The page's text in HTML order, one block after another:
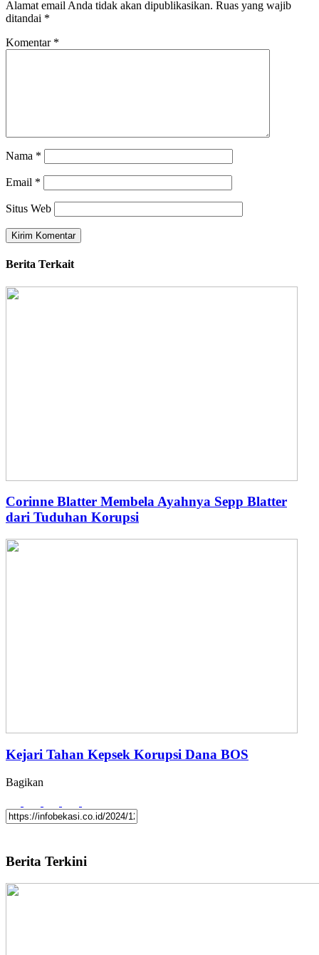
Alamat email Anda tidak akan dipublikasikan. Ruas yang wajib
ditandai *
Komentar *
Nama *
Email *
Situs Web
Berita Terkait
Corinne Blatter Membela Ayahnya Sepp Blatter
dari Tuduhan Korupsi
Kejari Tahan Kepsek Korupsi Dana BOS
Bagikan
Berita Terkini